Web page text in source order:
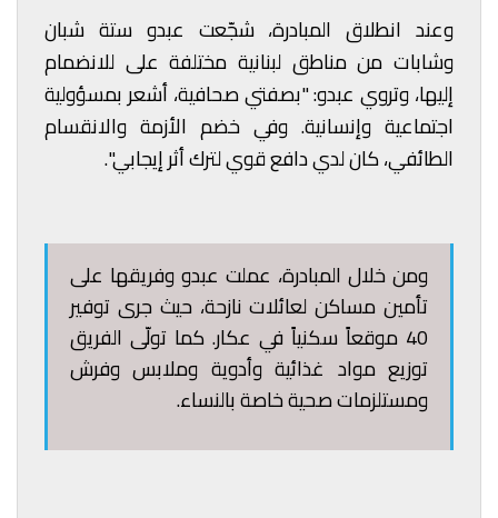
وعند انطلاق المبادرة، شجّعت عبدو ستة شبان
وشابات من مناطق لبنانية مختلفة على للانضمام
إليها، وتروي عبدو: "بصفتي صحافية، أشعر بمسؤولية
اجتماعية وإنسانية. وفي خضم الأزمة والانقسام
الطائفي، كان لدي دافع قوي لترك أثر إيجابي".
ومن خلال المبادرة، عملت عبدو وفريقها على
تأمين مساكن لعائلات نازحة، حيث جرى توفير
40 موقعاً سكنياً في عكار. كما تولّى الفريق
توزيع مواد غذائية وأدوية وملابس وفرش
ومستلزمات صحية خاصة بالنساء.